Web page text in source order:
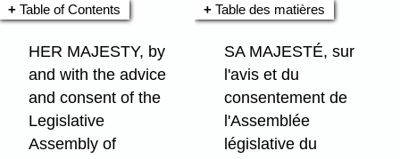
Table of Contents
Table des matières
HER MAJESTY, by
and with the advice
and consent of the
Legislative
Assembly of
SA MAJESTÉ, sur
l'avis et du
consentement de
l'Assemblée
législative du